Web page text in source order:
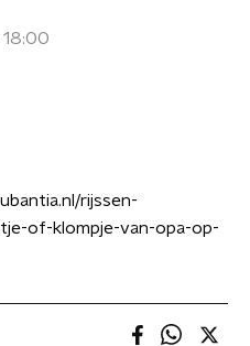
rijssen-
of-klompje-van-opa-op-